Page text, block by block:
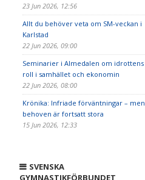
23 Jun 2026, 12:56
Allt du behöver veta om SM-veckan i
Karlstad
22 Jun 2026, 09:00
Seminarier i Almedalen om idrottens
roll i samhället och ekonomin
22 Jun 2026, 08:00
Krönika: Infriade förväntningar – men
behoven är fortsatt stora
15 Jun 2026, 12:33
SVENSKA
GYMNASTIKFÖRBUNDET